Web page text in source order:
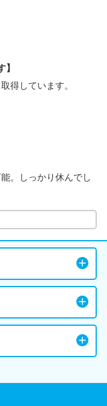
得しています。
。しっかり休んでし